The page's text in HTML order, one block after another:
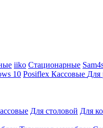
iiko Стационарные
10 Posiflex Кассовые Для
Для столовой Для